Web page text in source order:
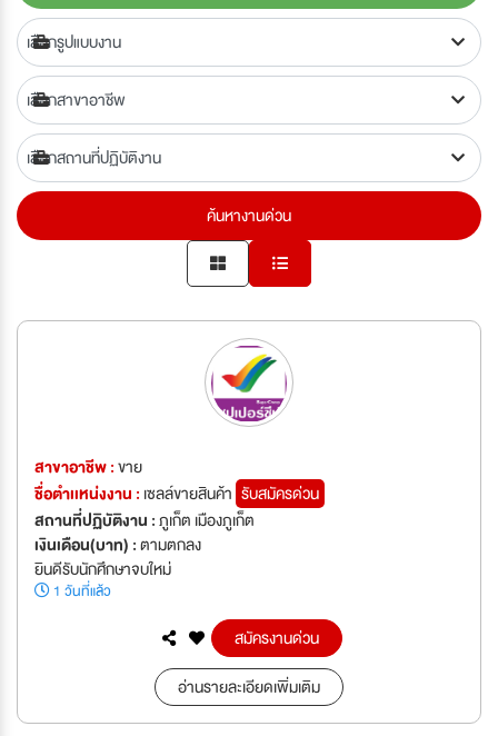
ค้นหางานด่วน
สาขาอาชีพ :ขาย
ชื่อตำเเหน่งงาน : เซลล์ขายสินค้า รับสมัครด่วน
สถานที่ปฏิบัติงาน :ภูเก็ต เมืองภูเก็ต
เงินเดือน(บาท) :ตามตกลง
ยินดีรับนักศึกษาจบใหม่
1 วันที่แล้ว
สมัครงานด่วน
อ่านรายละเอียดเพิ่มเติม